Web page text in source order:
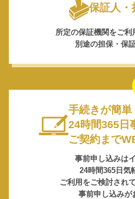
保証人・
所定の保証機関をご利
別途の担保・保
手続きが簡単
24時間365日
ご契約まで
事前申し込みは
24時間365日気
ご利用をご検討され
事前申し込みが